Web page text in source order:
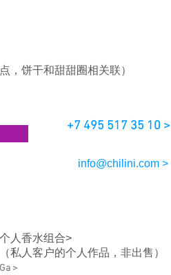
，饼干和甜甜圈相关联）
+7 495 517 35 10 >
info@chilini.com >
个人香水组合>
（私人客户的个人作品，非出售）
Ga >